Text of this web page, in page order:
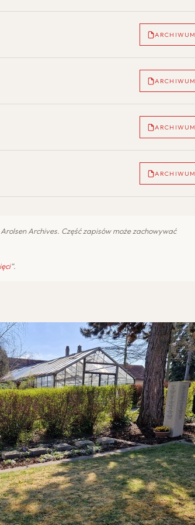
ARCHIWUM
ARCHIWUM
ARCHIWUM
ARCHIWUM
Archives. Część zapisów może zachowywać
”.